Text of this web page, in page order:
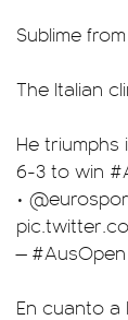
Sublime
The Italian
He
6-3 to win
•
—
En cuanto a